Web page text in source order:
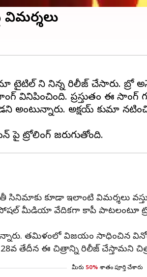
టైటిల్ ని నిన్న రిలీజ్ చేసారు. బ్రో
ప్రస్తుతం ఈ సాంగ్
అంటున్నారు. అక్షయ్ కుమార్
ప్రతీ సినిమాకు కూడా ఇలాంటి
మీడియా వేదికగా కాపీ పాటలంటూ
తమిళంలో విజయం సాధించిన
28వ తేదీన ఈ చిత్రాన్ని రిలీజ్ చేస్తామని
మీరు 50% శాతం పూర్తి చేశారు